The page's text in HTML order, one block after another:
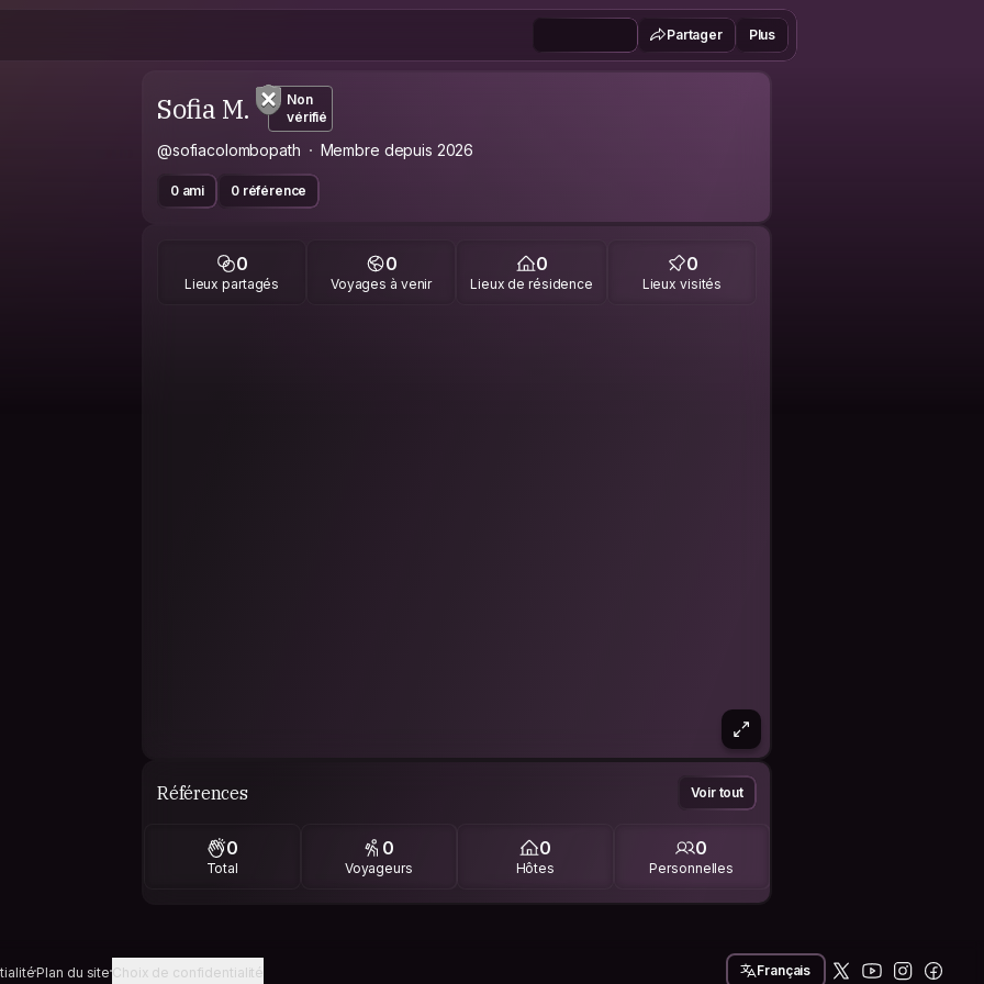
Partager Plus
Sofia M.
Non
vérifié
@sofiacolombopath Membre depuis 2026
0 ami 0 référence
0
Lieux partagés
0
Voyages à venir
0
Lieux de résidence
0
Lieux visités
Références Voir tout
0
Total
0
Voyageurs
0
Hôtes
0
Personnelles
Plan du siteChoix de confidentialité Français